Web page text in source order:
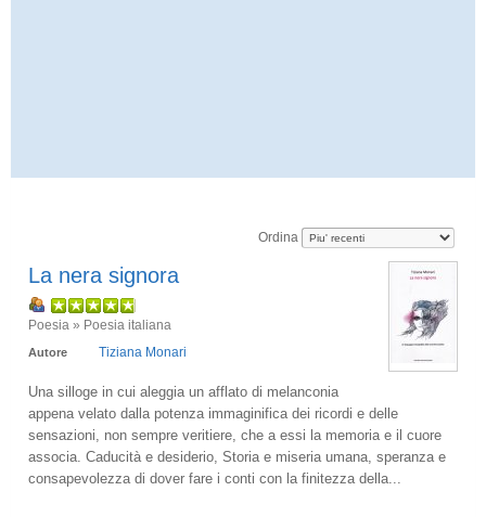
Ordina
La nera signora
Poesia » Poesia italiana
Autore Tiziana Monari
Una silloge in cui aleggia un afflato di melanconia
appena velato dalla potenza immaginifica dei ricordi e delle
sensazioni, non sempre veritiere, che a essi la memoria e il cuore
associa. Caducità e desiderio, Storia e miseria umana, speranza e
consapevolezza di dover fare i conti con la finitezza della...